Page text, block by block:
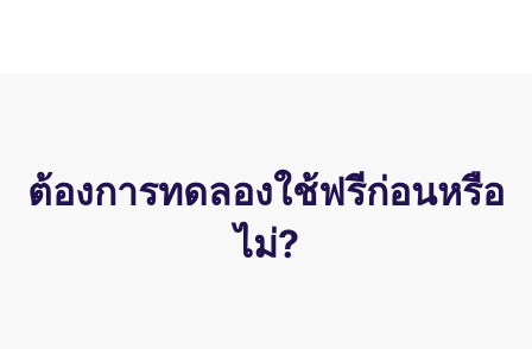
ต้องการทดลองใช้ฟรีก่อนหรือ
ไม่?